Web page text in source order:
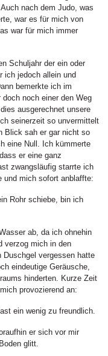
nach dem Judo, was
war es für mich von
war für mich immer
Schuljahr der ein oder
ich jedoch allein und
bemerkte ich im
noch einer den Weg
ausgerechnet unsere
seinerzeit so unvermittelt
Blick sah er gar nicht so
eine Null. Ich kümmerte
er eine ganz
zwangsläufig starrte ich
und mich sofort anblaffte:
Rohr schiebe, bin ich
ab, da ich ohnehin
verzog mich in den
vergessen hatte
eindeutige Geräusche,
hinderten. Kurze Zeit
provozierend an:
ein wenig zu freundlich.
er sich vor mir
glitt.